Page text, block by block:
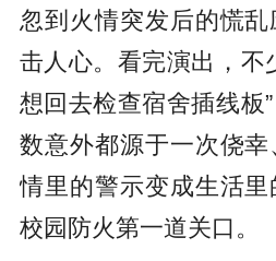
忽到火情突发后的慌
击人心。看完演出，不
想回去检查宿舍插线板
数意外都源于一次侥幸
情里的警示变成生活
校园防火第一道关口。